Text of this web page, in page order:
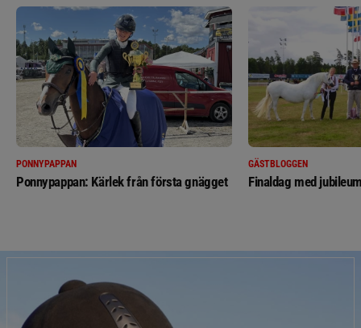
PONNYPAPPAN
Ponnypappan: Kärlek från första gnägget
GÄSTBLOGGEN
Finaldag med